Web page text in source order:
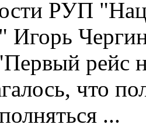
РУП
Игорь
рейс
что
...